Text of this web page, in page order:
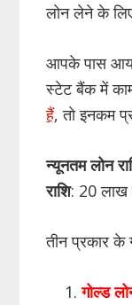
लोन लेने के
आपके पास आय
स्टेट बैंक में
हैं, तो इनकम
न्यूनतम लोन
राशि: 20
तीन प्रकार के
गोल्ड